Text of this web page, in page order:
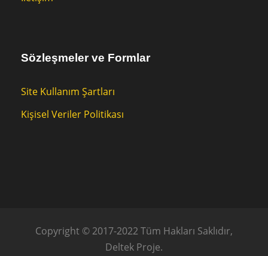
Sözleşmeler ve Formlar
Site Kullanım Şartları
Kişisel Veriler Politikası
Copyright © 2017-2022 Tüm Hakları Saklıdır,
Deltek Proje.